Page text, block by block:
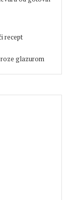
recept
roze glazurom